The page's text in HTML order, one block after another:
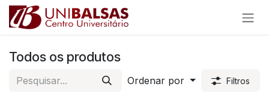
Pular para o conteúdo
Todos os produtos
Ordenar por Filtros